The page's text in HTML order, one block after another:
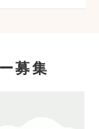
募集